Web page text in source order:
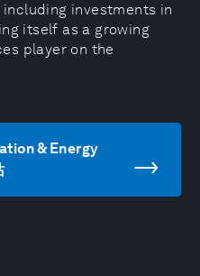
investments in
itself as a growing
player on the
& Energy